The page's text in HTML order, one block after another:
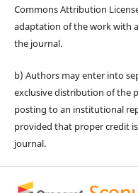
Commons Attribution
adaptation of the work with
the journal.
b) Authors may enter into
exclusive distribution of the
posting to an institutional
provided that proper credit
journal.